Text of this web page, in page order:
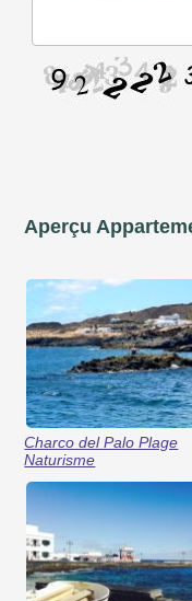
Aperçu
Charco del Palo Plage
Naturisme